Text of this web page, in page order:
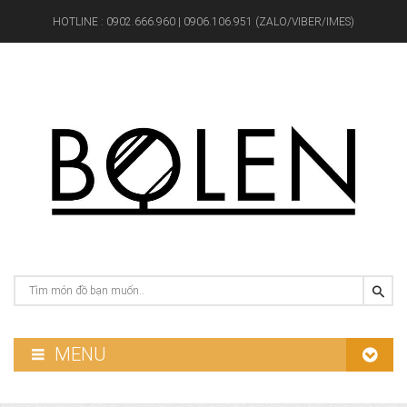
HOTLINE : 0902.666.960 | 0906.106.951 (ZALO/VIBER/IMES)
MENU